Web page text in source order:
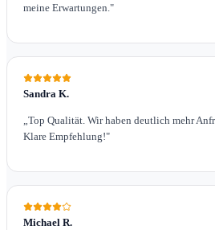
meine Erwartungen."
Sandra K.
„Top Qualität. Wir haben deutlich mehr
Klare Empfehlung!"
Michael R.